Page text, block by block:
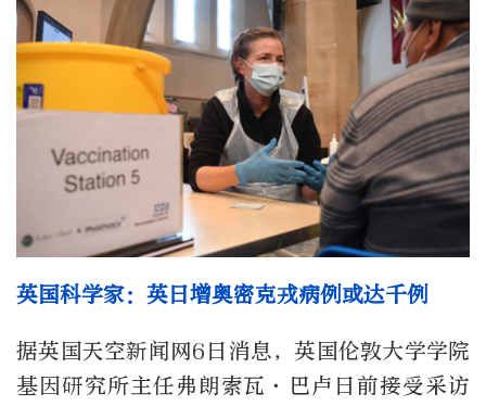
英国科学家：英日增奥密克戎病例或达千例
据英国天空新闻网6日消息，英国伦敦大学学院
基因研究所主任弗朗索瓦·巴卢日前接受采访